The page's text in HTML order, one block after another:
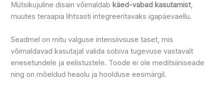
Mütsikujuline disain võimaldab käed-vabad kasutamist,
muutes teraapia lihtsasti integreeritavaks igapäevaellu.
Seadmel on mitu valguse intensiivsuse taset, mis
võimaldavad kasutajal valida sobiva tugevuse vastavalt
enesetundele ja eelistustele. Toode ei ole meditsiiniseade
ning on mõeldud heaolu ja hoolduse eesmärgil.